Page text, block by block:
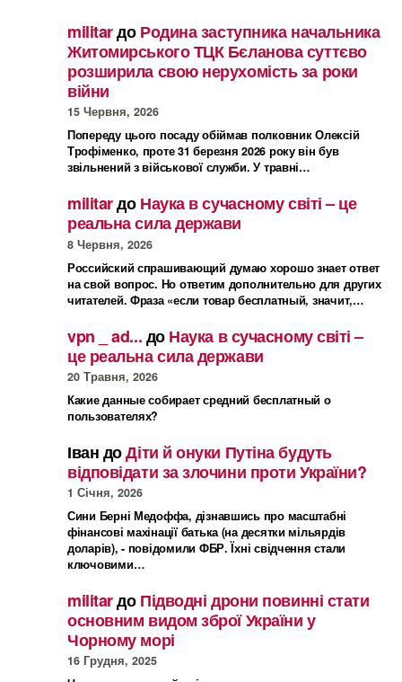
militarдоРодина заступника начальника
Житомирського ТЦК Бєланова суттєво
розширила свою нерухомість за роки
війни
15 Червня, 2026
Попереду цього посаду обіймав полковник Олексій
Трофіменко, проте 31 березня 2026 року він був
звільнений з військової служби. У травні…
militarдоНаука в сучасному світі – це
реальна сила держави
8 Червня, 2026
Российский спрашивающий думаю хорошо знает ответ
на свой вопрос. Но ответим дополнительно для других
читателей. Фраза «если товар бесплатный, значит,…
vpn _ ad...доНаука в сучасному світі –
це реальна сила держави
20 Травня, 2026
Какие данные собирает средний бесплатный о
пользователях?
ІвандоДіти й онуки Путіна будуть
відповідати за злочини проти України?
1 Січня, 2026
Сини Берні Медоффа, дізнавшись про масштабні
фінансові махінації батька (на десятки мільярдів
доларів), - повідомили ФБР. Їхні свідчення стали
ключовими…
militarдоПідводні дрони повинні стати
основним видом зброї України у
Чорному морі
16 Грудня, 2025